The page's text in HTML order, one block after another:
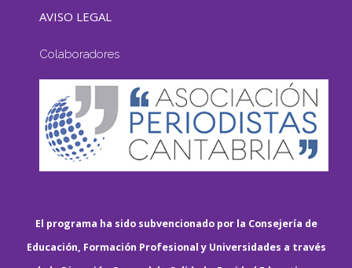
AVISO LEGAL
Colaboradores
El programa ha sido subvencionado por la Consejería de
Educación, Formación Profesional y Universidades a través